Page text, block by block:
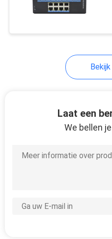
Laat een
We bellen